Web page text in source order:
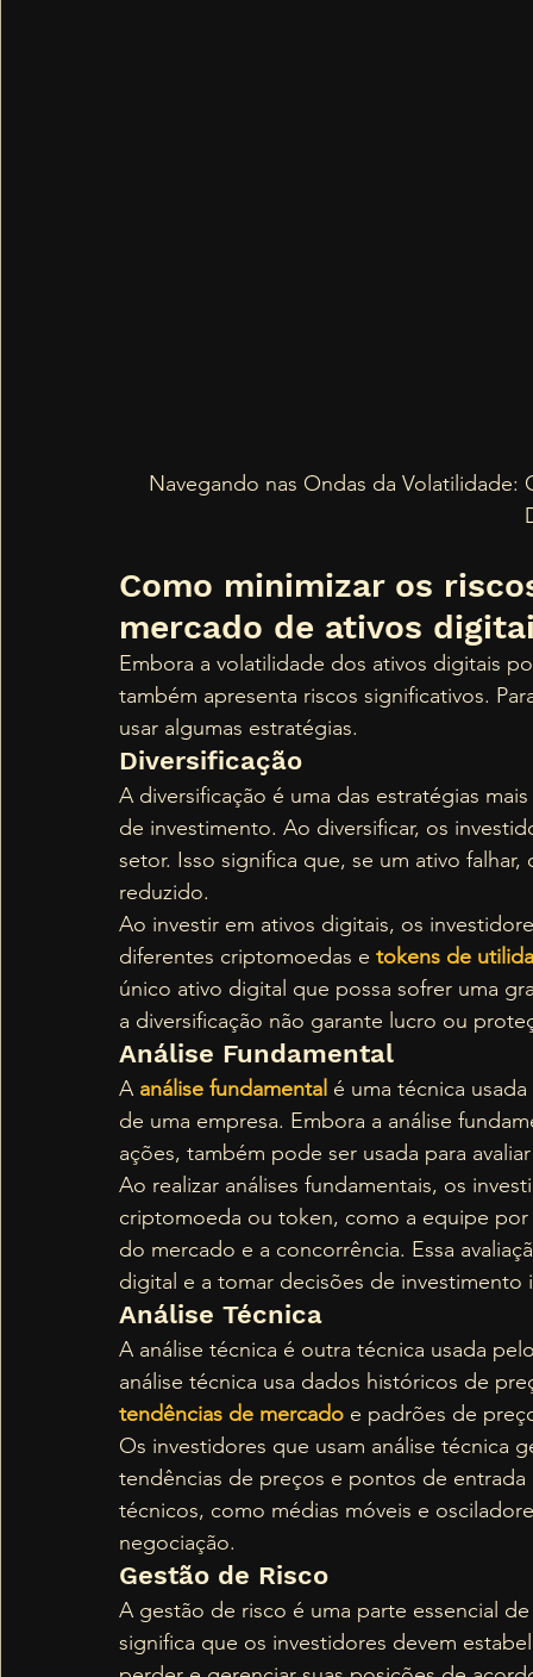
Navegando nas Ondas da
Como minimizar os
mercado de ativos
Embora a volatilidade dos ativos digitais
também apresenta riscos significativos.
usar algumas estratégias.
Diversificação
A diversificação é uma das estratégias
de investimento. Ao diversificar, os
setor. Isso significa que, se um ativo
reduzido.
Ao investir em ativos digitais, os
diferentes criptomoedas e tokens de
único ativo digital que possa sofrer uma
a diversificação não garante lucro ou
Análise Fundamental
A análise fundamental é uma técnica
de uma empresa. Embora a análise
ações, também pode ser usada para
Ao realizar análises fundamentais, os
criptomoeda ou token, como a equipe
do mercado e a concorrência. Essa
digital e a tomar decisões de investimento
Análise Técnica
A análise técnica é outra técnica usada
análise técnica usa dados históricos de
tendências de mercado e padrões de
Os investidores que usam análise técnica
tendências de preços e pontos de
técnicos, como médias móveis e
negociação.
Gestão de Risco
A gestão de risco é uma parte essencial
significa que os investidores devem